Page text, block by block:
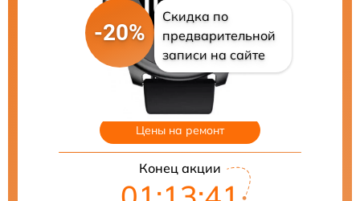
-20%
Скидка по
предварительной
записи на сайте
Цены на ремонт
Конец акции